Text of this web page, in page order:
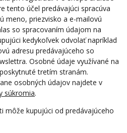
tento účel predávajúci spracúva
meno, priezvisko a e-mailovú
so spracovaním údajom na
kedykoľvek odvolať napríklad
adresu predávajúceho so
Osobné údaje využívané na
tretím stranám.
osobných údajov najdete v
súkromia.
môže kupujúci od predávajúceho